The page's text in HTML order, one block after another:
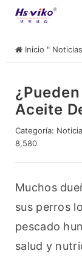
Inicio " Noticias
Aceite
Categoría:
8,580
Muchos
sus perros
pescado
salud y